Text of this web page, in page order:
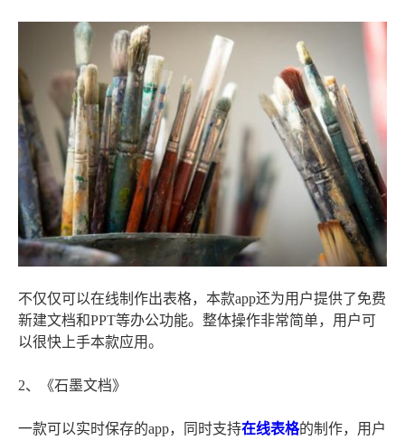
不仅仅可以在线制作出表格，本款app还为用户提供了免费
新建文档和PPT等办公功能。整体操作非常简单，用户可
以很快上手本款应用。
2、《石墨文档》
一款可以实时保存的app，同时支持在线表格的制作，用户